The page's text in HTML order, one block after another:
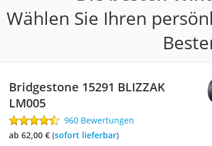
Wählen Sie Ihren
Bridgestone 15291 BLIZZAK
LM005
960 Bewertungen
ab 62,00 €( Sofort lieferbar)